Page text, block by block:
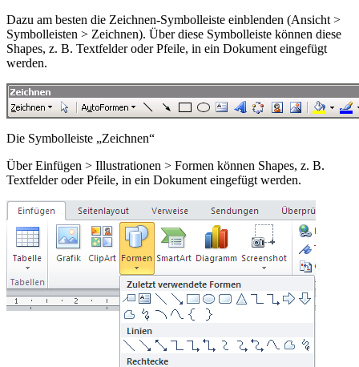
Dazu am besten die Zeichnen-Symbolleiste einblenden (Ansicht >
Symbolleisten > Zeichnen). Über diese Symbolleiste können diese
Shapes, z. B. Textfelder oder Pfeile, in ein Dokument eingefügt
werden.
Die Symbolleiste „Zeichnen“
ÜberEinfügen > Illustrationen > Formen können Shapes, z. B.
Textfelder oder Pfeile, in ein Dokument eingefügt werden.